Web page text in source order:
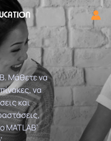
Μάθετε να
να
και
MATLAB’